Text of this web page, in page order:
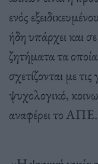
ενός
ήδη υπάρχει και
ζητήματα τα
σχετίζονται με
ψυχολογικό,
αναφέρει το ΑΠΕ.